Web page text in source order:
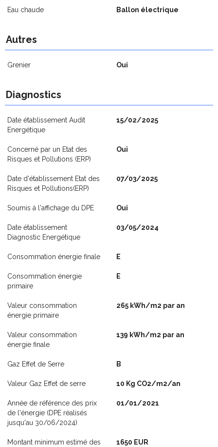
Eau chaude Ballon électrique
Autres
Grenier Oui
Diagnostics
Date établissement Audit
Energétique
15/02/2025
Concerné par un Etat des
Risques et Pollutions (ERP)
Oui
Date d'établissement Etat des
Risques et Pollutions(ERP)
07/03/2025
Soumis à l'affichage du DPE Oui
Date établissement
Diagnostic Energétique
03/05/2024
Consommation énergie finale E
Consommation énergie
primaire
E
Valeur consommation
énergie primaire
265 kWh/m2 par an
Valeur consommation
énergie finale
139 kWh/m2 par an
Gaz Effet de Serre B
Valeur Gaz Effet de serre 10 Kg CO2/m2/an
Année de référence des prix
de l'énergie (DPE réalisés
jusqu'au 30/06/2024)
01/01/2021
Montant minimum estimé des
1650 EUR